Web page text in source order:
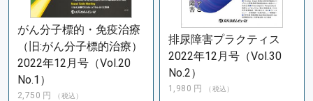
がん分子標的・免疫治療
（旧:がん分子標的治療）
2022年12月号（Vol.20
No.1）
2,750 円 （税込）
排尿障害プラクティス
2022年12月号（Vol.30
No.2）
1,980 円 （税込）